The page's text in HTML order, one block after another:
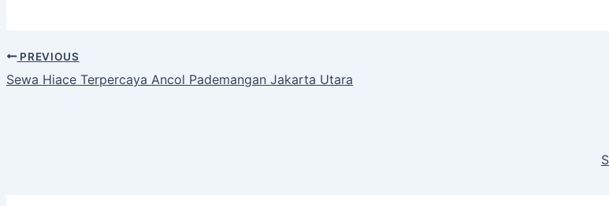
PREVIOUS
Sewa Hiace Terpercaya Ancol Pademangan Jakarta Utara